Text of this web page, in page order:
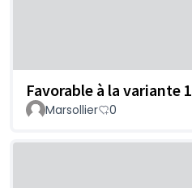
Favorable à la variante 1
Marsollier 0